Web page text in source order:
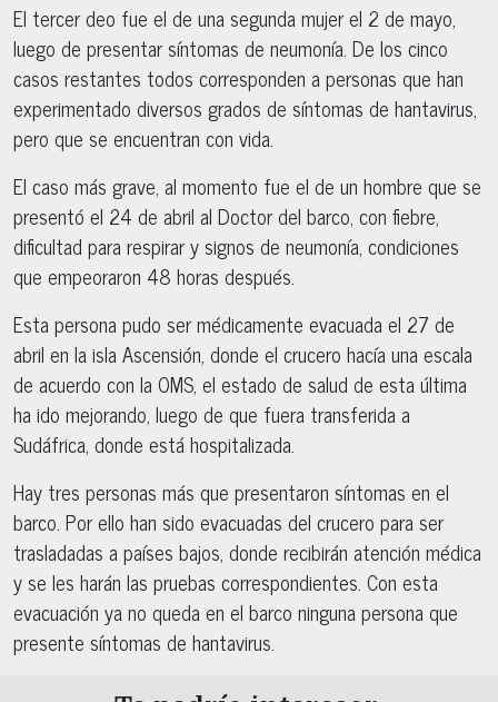
El tercer deo fue el de una segunda mujer el 2 de mayo,
luego de presentar síntomas de neumonía. De los cinco
casos restantes todos corresponden a personas que han
experimentado diversos grados de síntomas de hantavirus,
pero que se encuentran con vida.
El caso más grave, al momento fue el de un hombre que se
presentó el 24 de abril al Doctor del barco, con fiebre,
dificultad para respirar y signos de neumonía, condiciones
que empeoraron 48 horas después.
Esta persona pudo ser médicamente evacuada el 27 de
abril en la isla Ascensión, donde el crucero hacía una escala
de acuerdo con la OMS, el estado de salud de esta última
ha ido mejorando, luego de que fuera transferida a
Sudáfrica, donde está hospitalizada.
Hay tres personas más que presentaron síntomas en el
barco. Por ello han sido evacuadas del crucero para ser
trasladadas a países bajos, donde recibirán atención médica
y se les harán las pruebas correspondientes. Con esta
evacuación ya no queda en el barco ninguna persona que
presente síntomas de hantavirus.